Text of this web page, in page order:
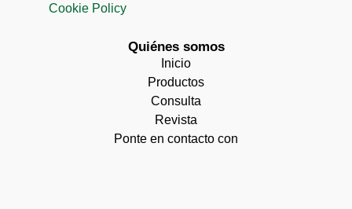
Cookie Policy
Quiénes somos
Inicio
Productos
Consulta
Revista
Ponte en contacto con